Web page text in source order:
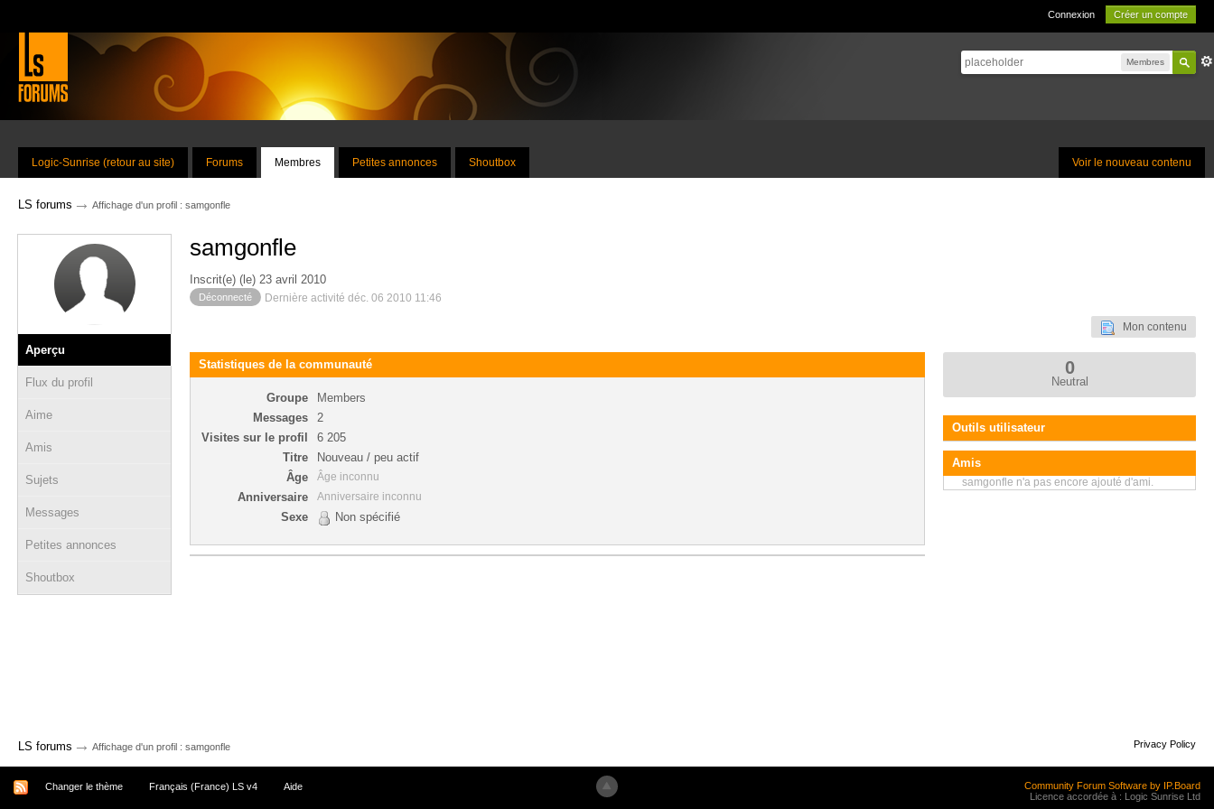
Connexion Créer un compte
Membres
Voir le nouveau contenu
Logic-Sunrise (retour au site) Forums Membres Petites annonces Shoutbox
LS forums → Affichage d'un profil : samgonfle
Aperçu
Flux du profil
Aime
Amis
Sujets
Messages
Petites annonces
Shoutbox
samgonfle
Inscrit(e) (le) 23 avril 2010
Déconnecté Dernière activité déc. 06 2010 11:46
Mon contenu
Statistiques de la communauté
Groupe
Members
Messages
2
Visites sur le profil
6 205
Titre
Nouveau / peu actif
Âge
Âge inconnu
Anniversaire Anniversaire inconnu
Sexe Non spécifié
0
Neutral
Outils utilisateur
Amis
samgonfle n'a pas encore ajouté d'ami.
LS forums → Affichage d'un profil : samgonfle Privacy Policy
Changer le thème Français (France) LS v4 Aide
Community Forum Software by IP.Board
Licence accordée à : Logic Sunrise Ltd